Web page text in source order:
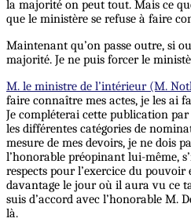
la majorité on peut tout. Mais ce
que le ministère se refuse à faire
Maintenant qu’on passe outre, si
majorité. Je ne puis forcer le
M. le ministre de l’intérieur (M.
faire connaître mes actes, je les ai
Je compléterai cette publication
les différentes catégories de
mesure de mes devoirs, je ne dois
l’honorable préopinant lui-même,
respects pour l’exercice du pouvoir
davantage le jour où il aura vu ce
suis d’accord avec l’honorable M.
là.